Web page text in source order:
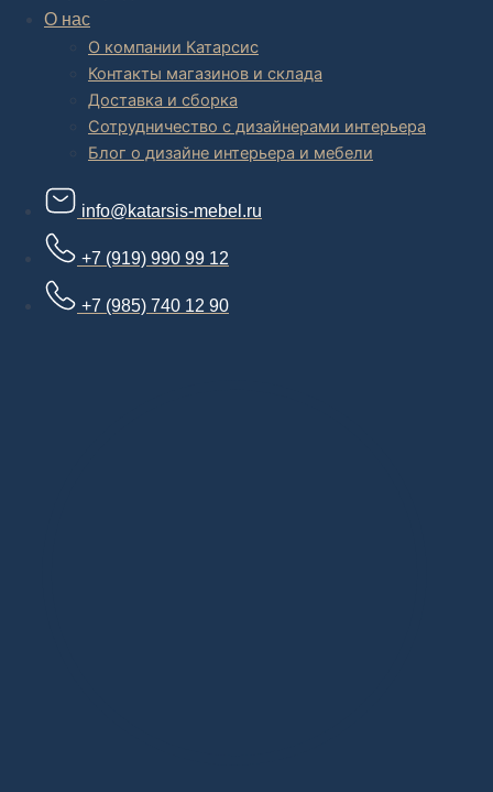
О нас
О компании Катарсис
Контакты магазинов и склада
Доставка и сборка
Сотрудничество с дизайнерами интерьера
Блог о дизайне интерьера и мебели
info@katarsis-mebel.ru
+7 (919) 990 99 12
+7 (985) 740 12 90